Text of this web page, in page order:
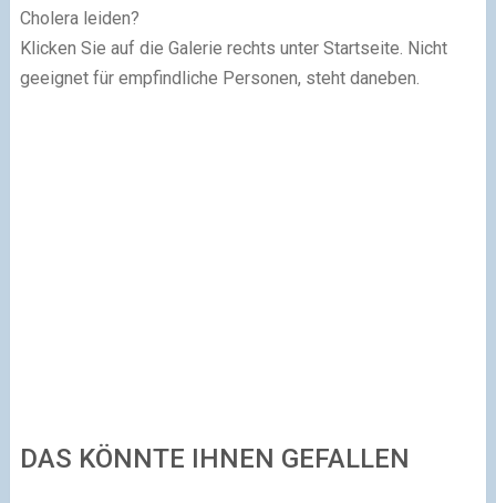
Cholera leiden?
Klicken Sie auf die Galerie rechts unter Startseite. Nicht
geeignet für empfindliche Personen, steht daneben.
DAS KÖNNTE IHNEN GEFALLEN